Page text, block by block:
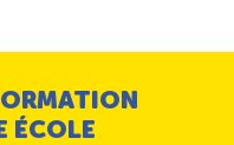
ÉCOLE